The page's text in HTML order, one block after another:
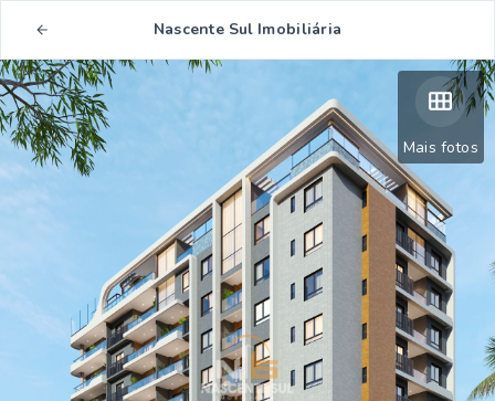
Nascente Sul Imobiliária
Mais fotos